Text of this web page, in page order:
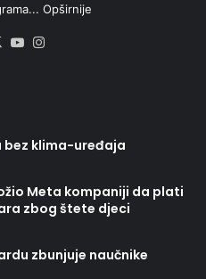
Opširnije
X YouTube
klima-uređaja
Meta kompaniji da plati
zbog štete djeci
zbunjuje naučnike